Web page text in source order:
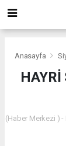
Anasayfa
HAYRİ
(Haber Merkezi ) -